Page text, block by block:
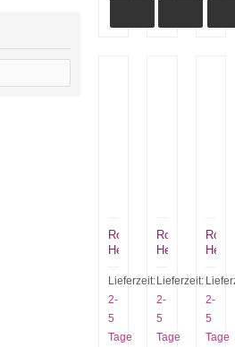
Robert
Herder
Pflaumenholz
nicht
rostfrei
Lieferzeit:
2-
5
Tage
Robert
Herder
120mm
Blacknutwood
0178,120,17
Lieferzeit:
2-
5
Tage
60
HRC
2-
5
Tage